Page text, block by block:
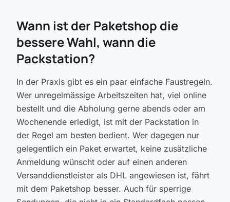
Wann ist der Paketshop die
bessere Wahl, wann die
Packstation?
In der Praxis gibt es ein paar einfache Faustregeln.
Wer unregelmässige Arbeitszeiten hat, viel online
bestellt und die Abholung gerne abends oder am
Wochenende erledigt, ist mit der Packstation in
der Regel am besten bedient. Wer dagegen nur
gelegentlich ein Paket erwartet, keine zusätzliche
Anmeldung wünscht oder auf einen anderen
Versanddienstleister als DHL angewiesen ist, fährt
mit dem Paketshop besser. Auch für sperrige